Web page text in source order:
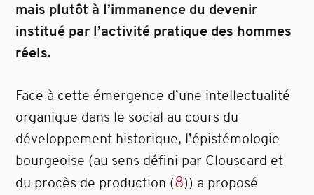
mais plutôt à l’immanence du devenir
institué par l’activité pratique des hommes
réels.
Face à cette émergence d’une intellectualité
organique dans le social au cours du
développement historique, l’épistémologie
bourgeoise (au sens défini par Clouscard et
du procès de production (8)) a proposé